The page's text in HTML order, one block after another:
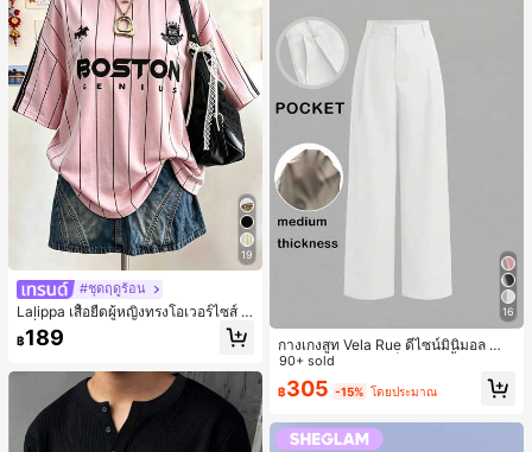
19
#ชุดฤดูร้อน
Lalippa เสื้อยืดผู้หญิงทรงโอเวอร์ไซส์ แ
ฟชั่นมินิมอล ลายตัวอักษรและลายทาง
แนวตั้ง สีเงิน Digital Silver Fox ความ
สำหรับเพื่อน
฿189
ผมหรูหรา ฤดูร้อน ชายหาด วันหยุด
16
กางเกงสูท Vela Rue ดีไซน์มินิมอล น้ำ
หนักเบา โปร่งแสงเล็กน้อย สีน้ำเงินเข้ม
สีพื้น ปิดด้วยซิป ตะขอ และกระดุม ขาก
ว้าง ทรงเพรียว แฟชั่นทุกฤดูกาล สีขาว
90+ sold
฿305 -15% โดยประมาณ